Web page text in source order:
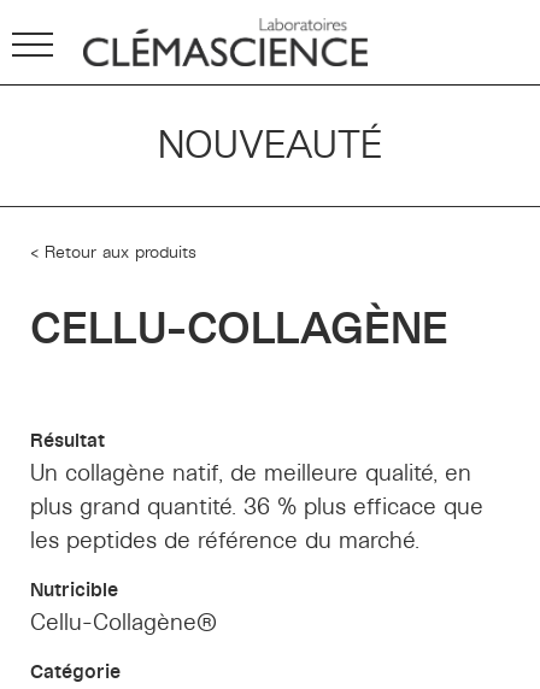
NOUVEAUTÉ
< Retour aux produits
CELLU-COLLAGÈNE
Résultat
Un collagène natif, de meilleure qualité, en
plus grand quantité. 36 % plus efficace que
les peptides de référence du marché.
Nutricible
Cellu-Collagène®
Catégorie